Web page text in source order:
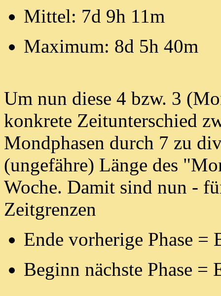
Mittel: 7d 9h 11m
Maximum: 8d 5h 40m
Um nun diese 4 bzw. 3
konkrete Zeitunterschied
Mondphasen durch 7 zu
(ungefähre) Länge des
Woche. Damit sind nun -
Zeitgrenzen
Ende vorherige Phase
Beginn nächste Phase =